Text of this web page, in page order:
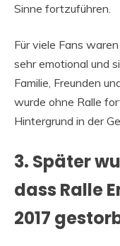
Sinne fortzuführen.
Für viele Fans
sehr emotional und
Familie, Freunden
wurde ohne Ralle
Hintergrund in der
3. Später
dass Ralle
2017